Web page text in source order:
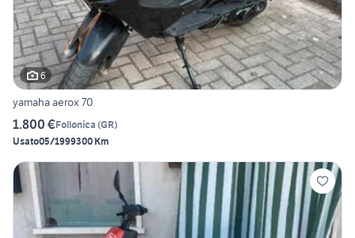
6
yamaha aerox 70
1.800 €Follonica (GR)
Usato05/1999300 Km